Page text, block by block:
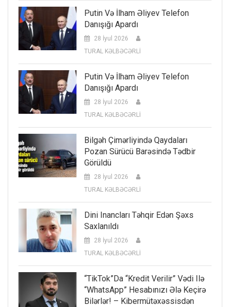
Putin Və İlham Əliyev Telefon
Danışığı Apardı
28 İyul 2026
TURAL KƏLBƏCƏRLİ
Putin Və İlham Əliyev Telefon
Danışığı Apardı
28 İyul 2026
TURAL KƏLBƏCƏRLİ
Bilgəh Çimərliyində Qaydaları
Pozan Sürücü Barəsində Tədbir
Görüldü
28 İyul 2026
TURAL KƏLBƏCƏRLİ
Dini Inancları Təhqir Edən Şəxs
Saxlanıldı
28 İyul 2026
TURAL KƏLBƏCƏRLİ
“TikTok”da “kredit Verilir” Vədi Ilə
“WhatsApp” Hesabınızı Ələ Keçirə
Bilərlər! – Kibermütəxəssisdən